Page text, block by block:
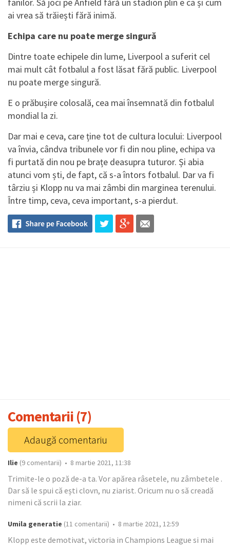
ai vrea să trăiești fără inimă.
Echipa care nu poate merge singură
Dintre toate echipele din lume, Liverpool a suferit cel
mai mult cât fotbalul a fost lăsat fără public. Liverpool
nu poate merge singură.
E o prăbușire colosală, cea mai însemnată din fotbalul
mondial la zi.
Dar mai e ceva, care ține tot de cultura locului: Liverpool
va învia, cândva tribunele vor fi din nou pline, echipa va
fi purtată din nou pe brațe deasupra tuturor. Și abia
atunci vom ști, de fapt, că s-a întors fotbalul. Dar va fi
târziu și Klopp nu va mai zâmbi din marginea terenului.
Între timp, ceva, ceva important, s-a pierdut.
Comentarii (7)
Adaugă comentariu
Ilie (9 comentarii) • 8 martie 2021, 11:38
Trimite-le o poză de-a ta. Vor apărea râsetele, nu zâmbetele .
Dar să le spui că ești clovn, nu ziarist. Oricum nu o să creadă
nimeni că scrii la ziar.
Umila generatie (11 comentarii) • 8 martie 2021, 12:59
Klopp este demotivat, victoria in Champions League si mai